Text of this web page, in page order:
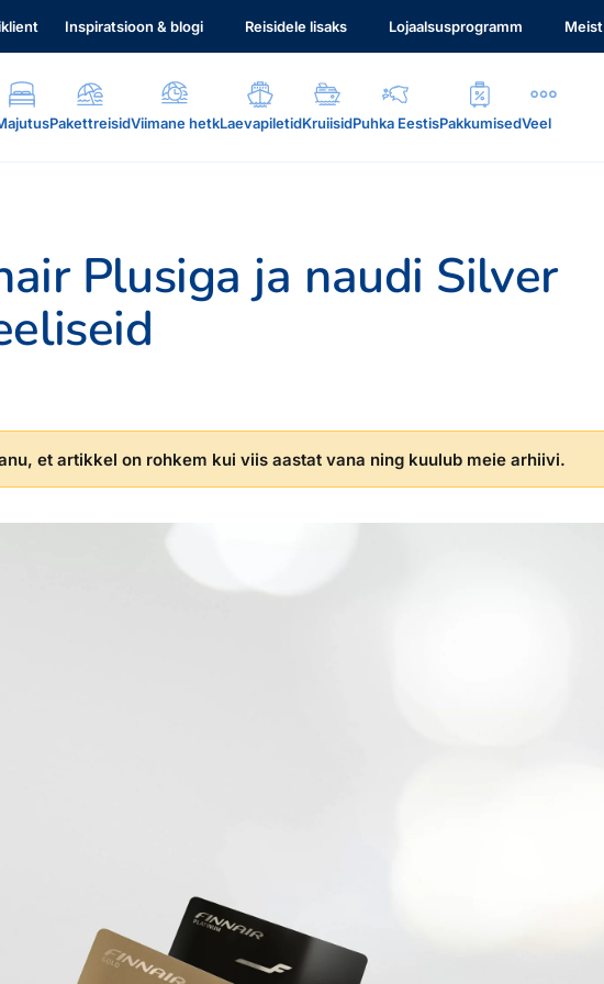
Inspiratsioon & blogi Reisidele lisaks Lojaalsusprogramm Meist
PakettreisidViimane hetkLaevapiletidKruiisidPuhka EestisPakkumisedVeel
Plusiga ja naudi Silver
et artikkel on rohkem kui viis aastat vana ning kuulub meie arhiivi.